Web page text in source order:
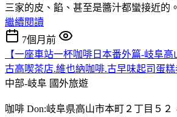
三家的皮、餡、甚至是醬汁都蠻接近的。
繼續閱讀
7個月前
【一座車站一杯咖啡日本番外篇-岐阜
古高喫茶店.維也納咖啡.古早味起司蛋
中部-岐阜 國外旅遊
咖啡 Don:岐阜県高山市本町２丁目５２